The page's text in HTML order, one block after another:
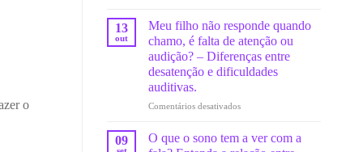
o
Como
prevenir
danos
auditivos?
Inclusiva
de
verdade:
Mais
do
participação,
13
out
Meu filho não responde quando
chamo, é falta de atenção ou
audição? – Diferenças entre
desatenção e dificuldades
auditivas.
Comentários desativadosem
09
O que o sono tem a ver com a